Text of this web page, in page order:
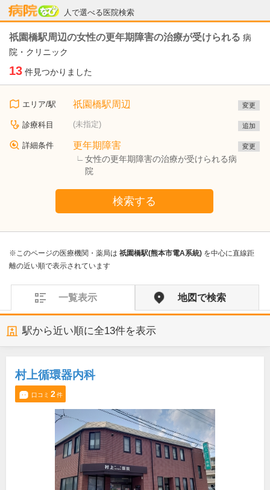
人で選べる医院検索
病院なび
祇園橋駅周辺の女性の更年期障害の治療が受けられる 病
院・クリニック
13 件見つかりました
エリア/駅 祇園橋駅周辺 変更
診療科目 (未指定) 追加
詳細条件 更年期障害
女性の更年期障害の治療が受けられる病
院
変更
検索する
※このページの医療機関・薬局は 祇園橋駅(熊本市電A系統) を中心に直線距
離の近い順で表示されています
一覧表示 地図で検索
駅から近い順に全13件を表示
村上循環器内科
口コミ 2件